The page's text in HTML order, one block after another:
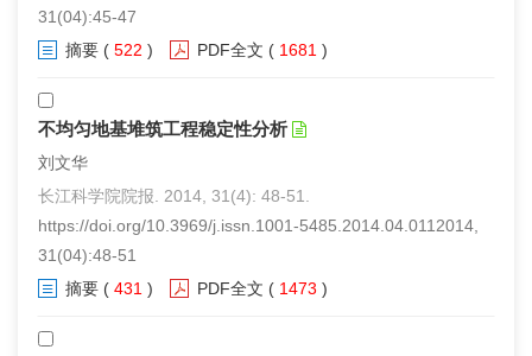
31(04):45-47
摘要 ( 522 ) PDF全文 ( 1681 )
不均匀地基堆筑工程稳定性分析
刘文华
长江科学院院报. 2014, 31(4): 48-51.
https://doi.org/10.3969/j.issn.1001-5485.2014.04.0112014,
31(04):48-51
摘要 ( 431 ) PDF全文 ( 1473 )